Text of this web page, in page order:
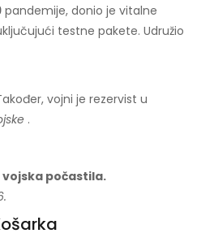
pandemije, donio je vitalne
testne pakete. Udružio
vojni je rezervist u
.
počastila.